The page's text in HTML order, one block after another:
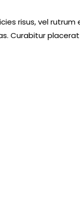
risus, vel
Curabitur placerat